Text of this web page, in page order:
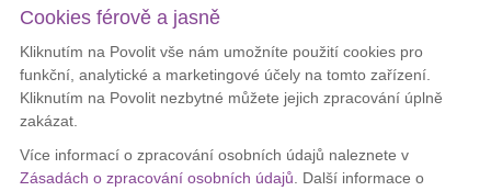
Vodafone nabízí k tarifům pro mladé lokátory za
korunu
Vodafone přichází s nabídkou, díky které můžete předejít ztrácení
věcí. Nově k tarifům pro mladé přidá Lokátory...
21. 1. 2025
Cookies férově a jasně
Kliknutím na Povolit vše nám umožníte použití cookies pro
funkční, analytické a marketingové účely na tomto zařízení.
Kliknutím na Povolit nezbytné můžete jejich zpracování úplně
zakázat.
Více informací o zpracování osobních údajů naleznete v
Zásadách o zpracování osobních údajů . Další informace o